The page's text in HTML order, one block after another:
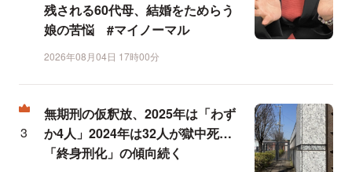
残される60代母、結婚をためらう
娘の苦悩 #マイノーマル
2026年08月04日 17時00分
無期刑の仮釈放、2025年は「わず
か4人」2024年は32人が獄中死…
「終身刑化」の傾向続く